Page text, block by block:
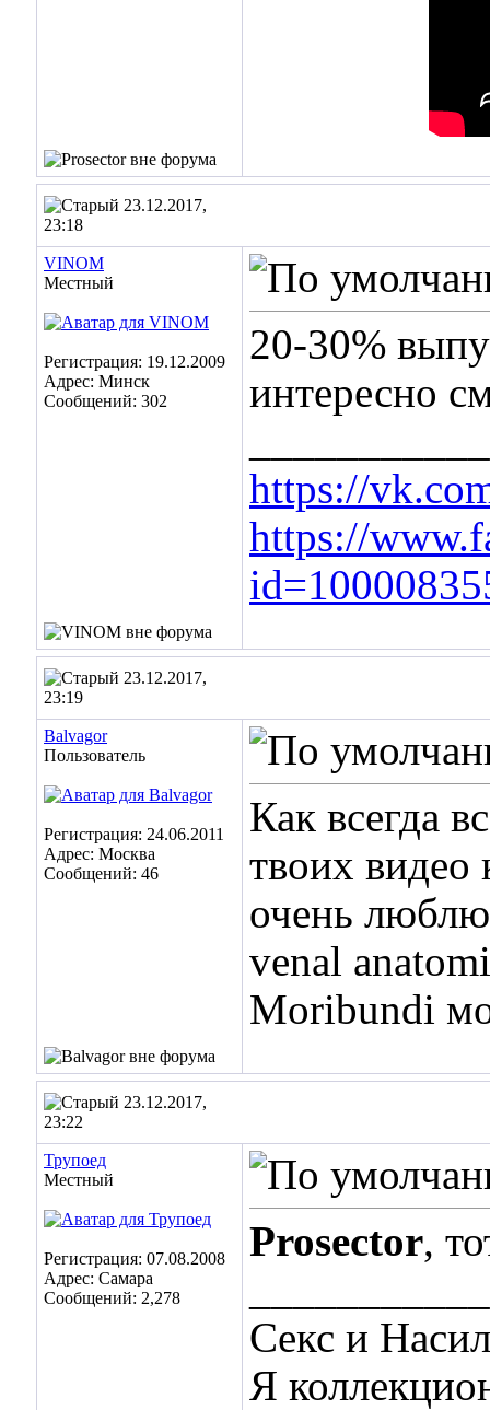
23.12.2017,
23:18
VINOM
Местный
Регистрация: 19.12.2009
Адрес: Минск
Сообщений: 302
20-30%
интересно
https://
https://
23.12.2017,
23:19
Balvagor
Пользователь
Регистрация: 24.06.2011
Адрес: Москва
Сообщений: 46
Как всегда
твоих видео
очень
venal
Moribundi
23.12.2017,
23:22
Трупоед
Местный
Регистрация: 07.08.2008
Адрес: Самара
Сообщений: 2,278
Prosector,
Секс и
Я